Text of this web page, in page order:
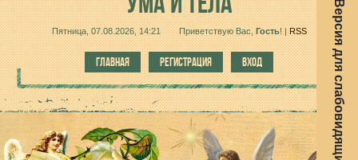
Версия для слабовидящих
Пятница, 07.08.2026, 14:21 Приветствую Вас Гость!| RSS
ГЛАВНАЯ РЕГИСТРАЦИЯ ВХОД